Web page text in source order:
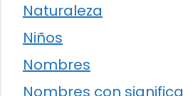
Naturaleza
Niños
Nombres
Nombres con